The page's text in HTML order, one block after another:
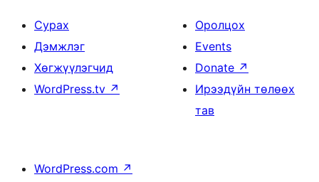
Сурах
Дэмжлэг
Хөгжүүлэгчид
WordPress.tv ↗
Оролцох
Events
Donate ↗
Ирээдүйн төлөөх
тав
WordPress.com ↗